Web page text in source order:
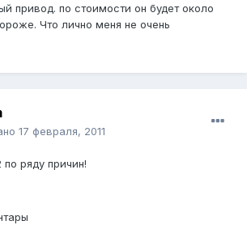
привод. по стоимости он будет около
Что лично меня не очень
17 февраля, 2011
ряду причин!